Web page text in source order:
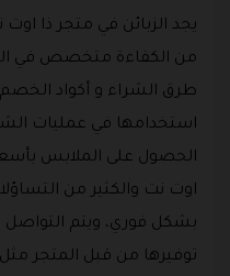
يجد الزبائن في متجر ذا
من الكفاءة متخصص في
طرق الشراء و أكواد
استخدامها في عمليات
الحصول على الملابس
اوت نت والكثير من
بشكل فوري، ويتم
توفيرها من قبل المتجر